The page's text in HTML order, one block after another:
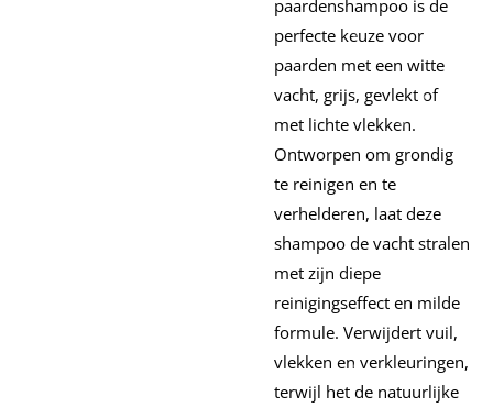
paardenshampoo is de
perfecte keuze voor
paarden met een witte
vacht, grijs, gevlekt of
met lichte vlekken.
Ontworpen om grondig
te reinigen en te
verhelderen, laat deze
shampoo de vacht stralen
met zijn diepe
reinigingseffect en milde
formule. Verwijdert vuil,
vlekken en verkleuringen,
terwijl het de natuurlijke